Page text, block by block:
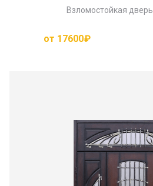
Взломостойкая дверь
от 17600₽